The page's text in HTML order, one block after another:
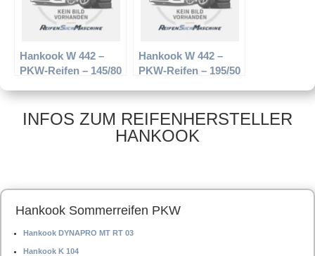
Hankook W 442 –
PKW-Reifen – 145/80
Winterreifen
Hankook W 442 –
PKW-Reifen – 195/50
Winterreifen
INFOS ZUM REIFENHERSTELLER
HANKOOK
Hankook Sommerreifen PKW
Hankook DYNAPRO MT RT 03
Hankook K 104